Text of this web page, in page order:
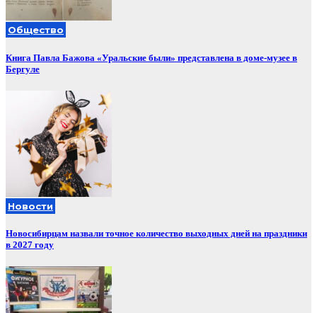
Общество
Книга Павла Бажова «Уральские были» представлена в доме-музее в
Бергуле
Новости
Новосибирцам назвали точное количество выходных дней на праздники
в 2027 году